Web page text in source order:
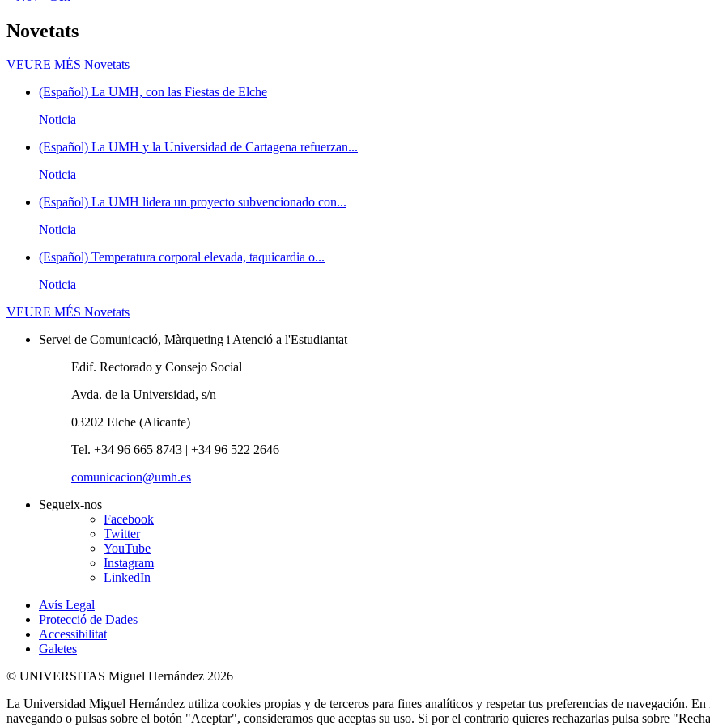
Novetats
VEURE MÉS Novetats
(Español) La UMH, con las Fiestas de Elche
Noticia
(Español) La UMH y la Universidad de Cartagena refuerzan...
Noticia
(Español) La UMH lidera un proyecto subvencionado con...
Noticia
(Español) Temperatura corporal elevada, taquicardia o...
Noticia
VEURE MÉS Novetats
Servei de Comunicació, Màrqueting i Atenció a l'Estudiantat
Edif. Rectorado y Consejo Social
Avda. de la Universidad, s/n
03202 Elche (Alicante)
Tel. +34 96 665 8743 | +34 96 522 2646
comunicacion@umh.es
Segueix-nos
Facebook
Twitter
YouTube
Instagram
LinkedIn
Avís Legal
Protecció de Dades
Accessibilitat
Galetes
© UNIVERSITAS Miguel Hernández 2026
La Universidad Miguel Hernández utiliza cookies propias y de terceros para fines analíticos y respetar tus preferencias de navegación. En
navegando o pulsas sobre el botón "Aceptar", consideramos que aceptas su uso. Si por el contrario quieres rechazarlas pulsa sobre